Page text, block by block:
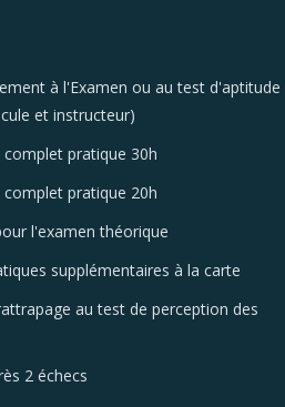
à l'Examen ou au test d'aptitude
et instructeur)
pratique 30h
pratique 20h
l'examen théorique
supplémentaires à la carte
au test de perception des
2 échecs